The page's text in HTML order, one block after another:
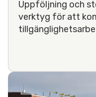
Uppföljning och
verktyg för att